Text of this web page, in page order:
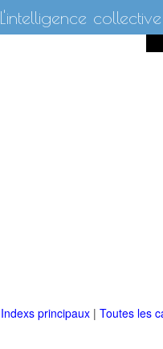
L'intelligence collective
Indexs principaux | Toutes les